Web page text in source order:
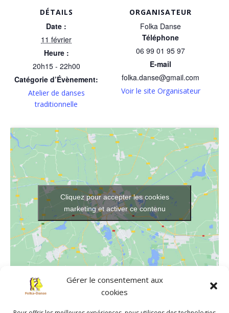
Gérer le consentement aux
cookies
DÉTAILS
Date :
11 février
Heure :
20h15 - 22h00
Catégorie d’Évènement:
Atelier de danses
traditionnelle
ORGANISATEUR
Folka Danse
Téléphone
06 99 01 95 97
E-mail
folka.danse@gmail.com
Voir le site Organisateur
LIEU
Salle de danse de Chavagnes-en-Paillers
Cliquez pour accepter les cookies
marketing et activer ce contenu